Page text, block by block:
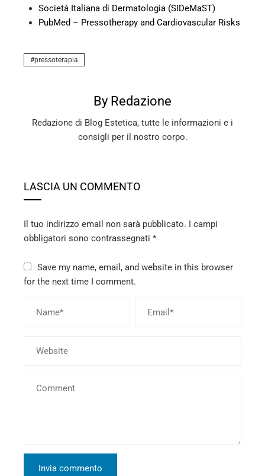
Società Italiana di Dermatologia (SIDeMaST)
PubMed – Pressotherapy and Cardiovascular Risks
pressoterapia
By Redazione
Redazione di Blog Estetica, tutte le informazioni e i
consigli per il nostro corpo.
LASCIA UN COMMENTO
Il tuo indirizzo email non sarà pubblicato. I campi
obbligatori sono contrassegnati *
Save my name, email, and website in this browser
for the next time I comment.